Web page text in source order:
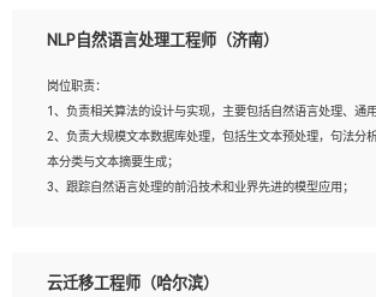
验的更佳；
3、熟悉数据库开发，熟悉Mysql、Oracle、MongoDb数据库
4、熟悉Python Wed框架（Django/Flask...）代码能力优秀，
良好的文档编写能力）；
5、沟通表达能力强，具备团队协作能力。
NLP自然语言处理工程师（济南）
岗位职责：
1、负责相关算法的设计与实现，主要包括自然语言处理、通
2、负责大规模文本数据库处理，包括生文本预处理，句法分
本分类与文本摘要生成；
3、跟踪自然语言处理的前沿技术和业界先进的模型应用；
岗位要求：
云迁移工程师（哈尔滨）